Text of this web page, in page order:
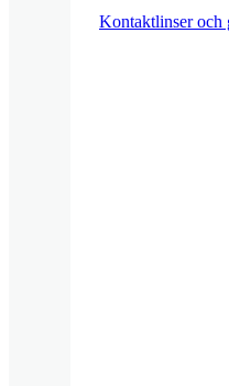
Kontaktlinser och